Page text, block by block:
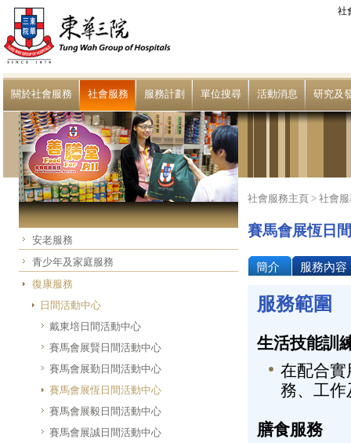
社
關於社會服務 社會服務 服務計劃 單位搜尋 活動消息 研究及
安老服務
青少年及家庭服務
復康服務
日間活動中心
戴東培日間活動中心
賽馬會展賢日間活動中心
賽馬會展勤日間活動中心
賽馬會展恆日間活動中心
賽馬會展毅日間活動中心
賽馬會展誠日間活動中心
社會服務主頁 > 社會
賽馬會展恆日
簡介 服務內容
服務範圍
生活技能訓
在配合實
務、工作
膳食服務